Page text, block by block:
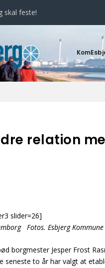
skal feste!
relation
slider=26]
Fotos. Esbjerg Kommune
borgmester Jesper Frost
seneste to år har valgt at